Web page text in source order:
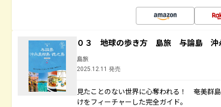
０３ 地球の歩き方 島旅 与論島 沖
島旅
2025.12.11 発売
見たことのない世界に心奪われる！ 奄美群
けをフィーチャーした完全ガイド。